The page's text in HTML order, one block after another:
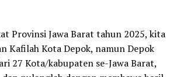
Provinsi Jawa Barat tahun 2025, kita
Kafilah Kota Depok, namun Depok
27 Kota/kabupaten se-Jawa Barat,